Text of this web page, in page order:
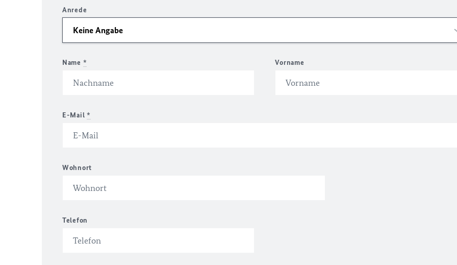
Anrede
Name * Vorname
E-Mail *
Wohnort
Telefon